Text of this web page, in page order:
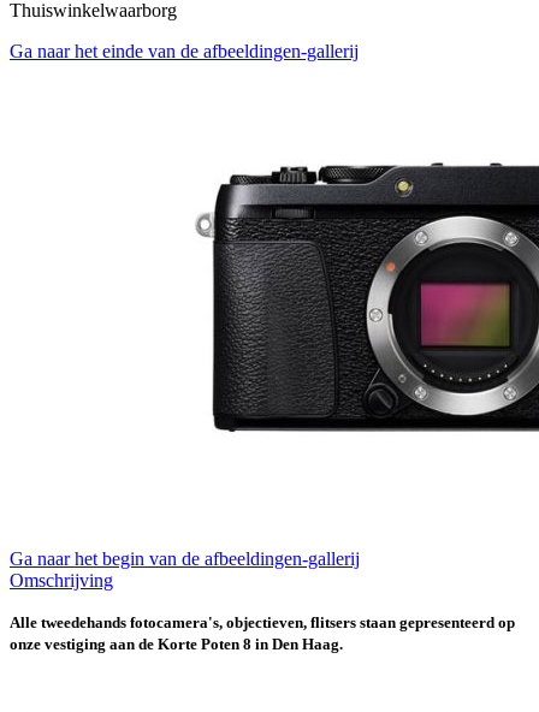
Thuiswinkelwaarborg
Ga naar het einde van de afbeeldingen-gallerij
Ga naar het begin van de afbeeldingen-gallerij
Omschrijving
Alle tweedehands fotocamera's, objectieven, flitsers staan gepresenteerd op
onze vestiging aan de Korte Poten 8 in Den Haag.